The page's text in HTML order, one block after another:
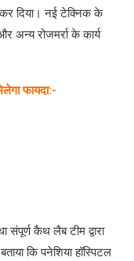
दिया। नई टेक्निक के
अन्य रोजमर्रा के कार्य
फायदा:-
कैथ लैब टीम द्वारा
कि पनेशिया हॉस्पिटल